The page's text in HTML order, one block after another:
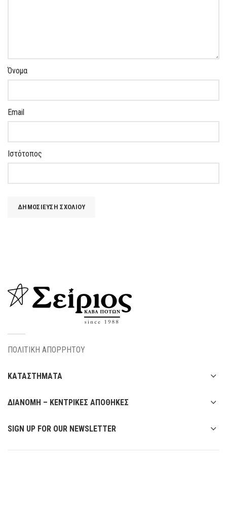
Όνομα
Email
Ιστότοπος
ΠΟΛΙΤΙΚΗ ΑΠΟΡΡΗΤΟΥ
ΚΑΤΑΣΤΗΜΑΤΑ
ΔΙΑΝΟΜΗ – ΚΕΝΤΡΙΚΕΣ ΑΠΟΘΗΚΕΣ
SIGN UP FOR OUR NEWSLETTER